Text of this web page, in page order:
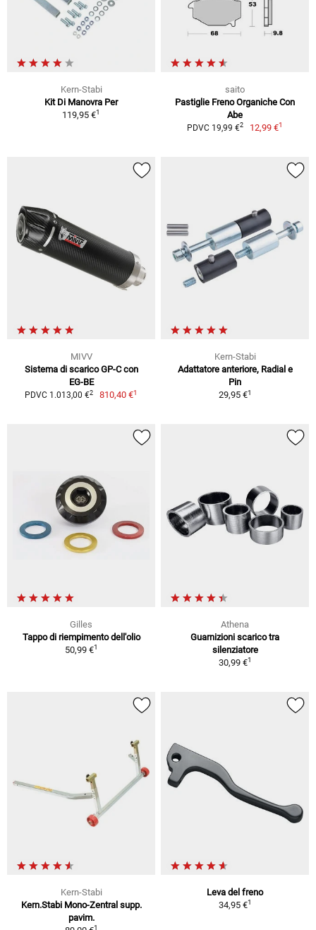
Kern-Stabi
Kit Di Manovra Per
119,95 €1
saito
Pastiglie Freno Organiche Con
Abe
PDVC 19,99 €2 12,99 €1
MIVV
Sistema di scarico GP-C con
EG-BE
PDVC 1.013,00 €2 810,40 €1
Kern-Stabi
Adattatore anteriore, Radial e
Pin
29,95 €1
Gilles
Tappo di riempimento dell'olio
50,99 €1
Athena
Guarnizioni scarico tra
silenziatore
30,99 €1
Kern-Stabi
Kern.Stabi Mono-Zentral supp.
pavim.
1
Leva del freno
34,95 €1